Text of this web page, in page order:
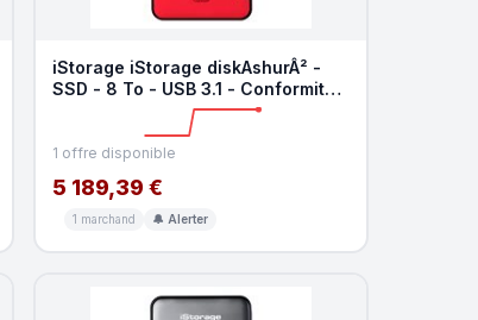
iStorage iStorage diskAshurÂ² -
SSD - 8 To - USB 3.1 - Conformite
1 offre disponible
5 189,39 €
1 marchand 🔔 Alerter